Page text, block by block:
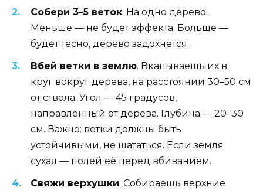
Собери 3–5 веток. На одно дерево.
Меньше — не будет эффекта. Больше —
будет тесно, дерево задохнётся.
Вбей ветки в землю. Вкапываешь их в
круг вокруг дерева, на расстоянии 30–50 см
от ствола. Угол — 45 градусов,
направленный от дерева. Глубина — 20–30
см. Важно: ветки должны быть
устойчивыми, не шататься. Если земля
сухая — полей её перед вбиванием.
Свяжи верхушки. Собираешь верхние